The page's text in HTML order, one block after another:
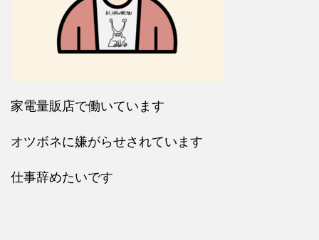
家電量販店で働いています
オツボネに嫌がらせされています
仕事辞めたいです